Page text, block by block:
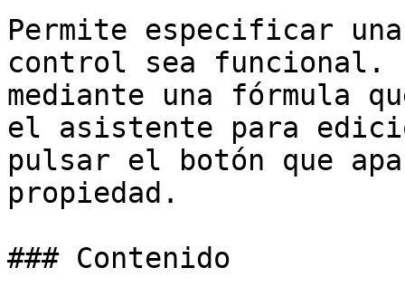
Permite especificar
control sea funcional.
mediante una fórmula
el asistente para
pulsar el botón que
propiedad.
### Contenido